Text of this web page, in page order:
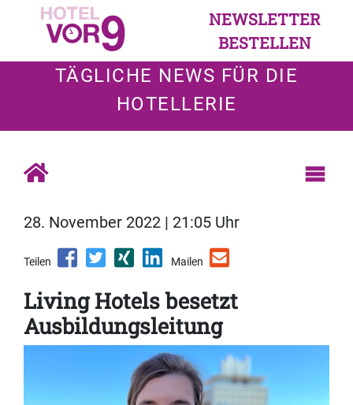
NEWSLETTER
BESTELLEN
TÄGLICHE NEWS FÜR DIE
HOTELLERIE
28. November 2022 | 21:05 Uhr
Teilen Mailen
Living Hotels besetzt
Ausbildungsleitung